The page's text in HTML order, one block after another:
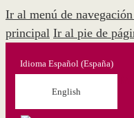
Ir al menú de
principal Ir al pie de
Idioma Español (España)
English